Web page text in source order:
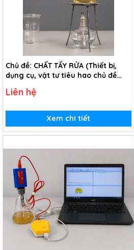
Chủ đề: CHẤT TẨY RỬA (Thiết bị,
dụng cụ, vật tư tiêu hao chủ đề
Liên hệ
Xem chi tiết